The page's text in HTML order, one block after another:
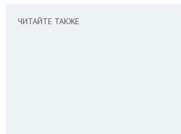
ЧИТАЙТЕ ТАКЖЕ